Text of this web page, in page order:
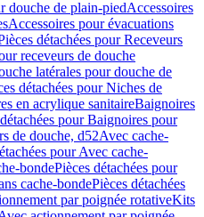
douche de plain-piedAccessoires
Accessoires pour évacuations
détachées pour Receveurs
receveurs de douche
latérales pour douche de
détachées pour Niches de
en acrylique sanitaireBaignoires
pour Baignoires pour
de douche, d52Avec cache-
pour Avec cache-
bondePièces détachées pour
cache-bondePièces détachées
par poignée rotativeKits